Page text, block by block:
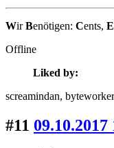
WirBenötigen: Cents, E
Offline
Liked by:
screamindan, byteworker
#11